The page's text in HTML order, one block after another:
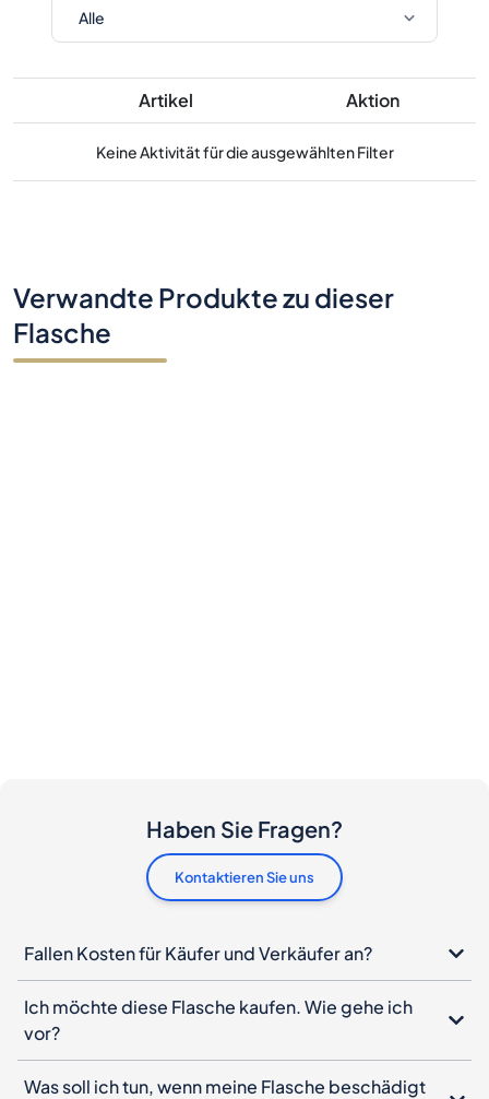
Artikel Aktion
Keine Aktivität für die ausgewählten Filter
Verwandte Produkte zu dieser
Flasche
Haben Sie Fragen?
Kontaktieren Sie uns
Fallen Kosten für Käufer und Verkäufer an?
Ich möchte diese Flasche kaufen. Wie gehe ich
vor?
Was soll ich tun, wenn meine Flasche beschädigt